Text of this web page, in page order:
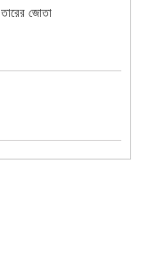
তারের জোতা